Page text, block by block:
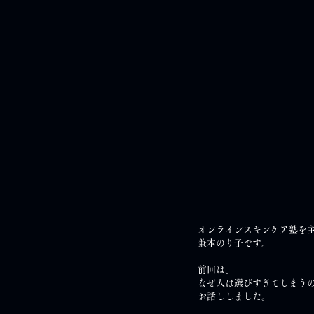
オンラインスキンケア塾を
兼本のり子です。
前回は、
なぜ人は選びすぎてしまう
お話ししました。